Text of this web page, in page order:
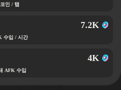
코인 / 탭
7.2K
수입 / 시간
4K
AFK 수입